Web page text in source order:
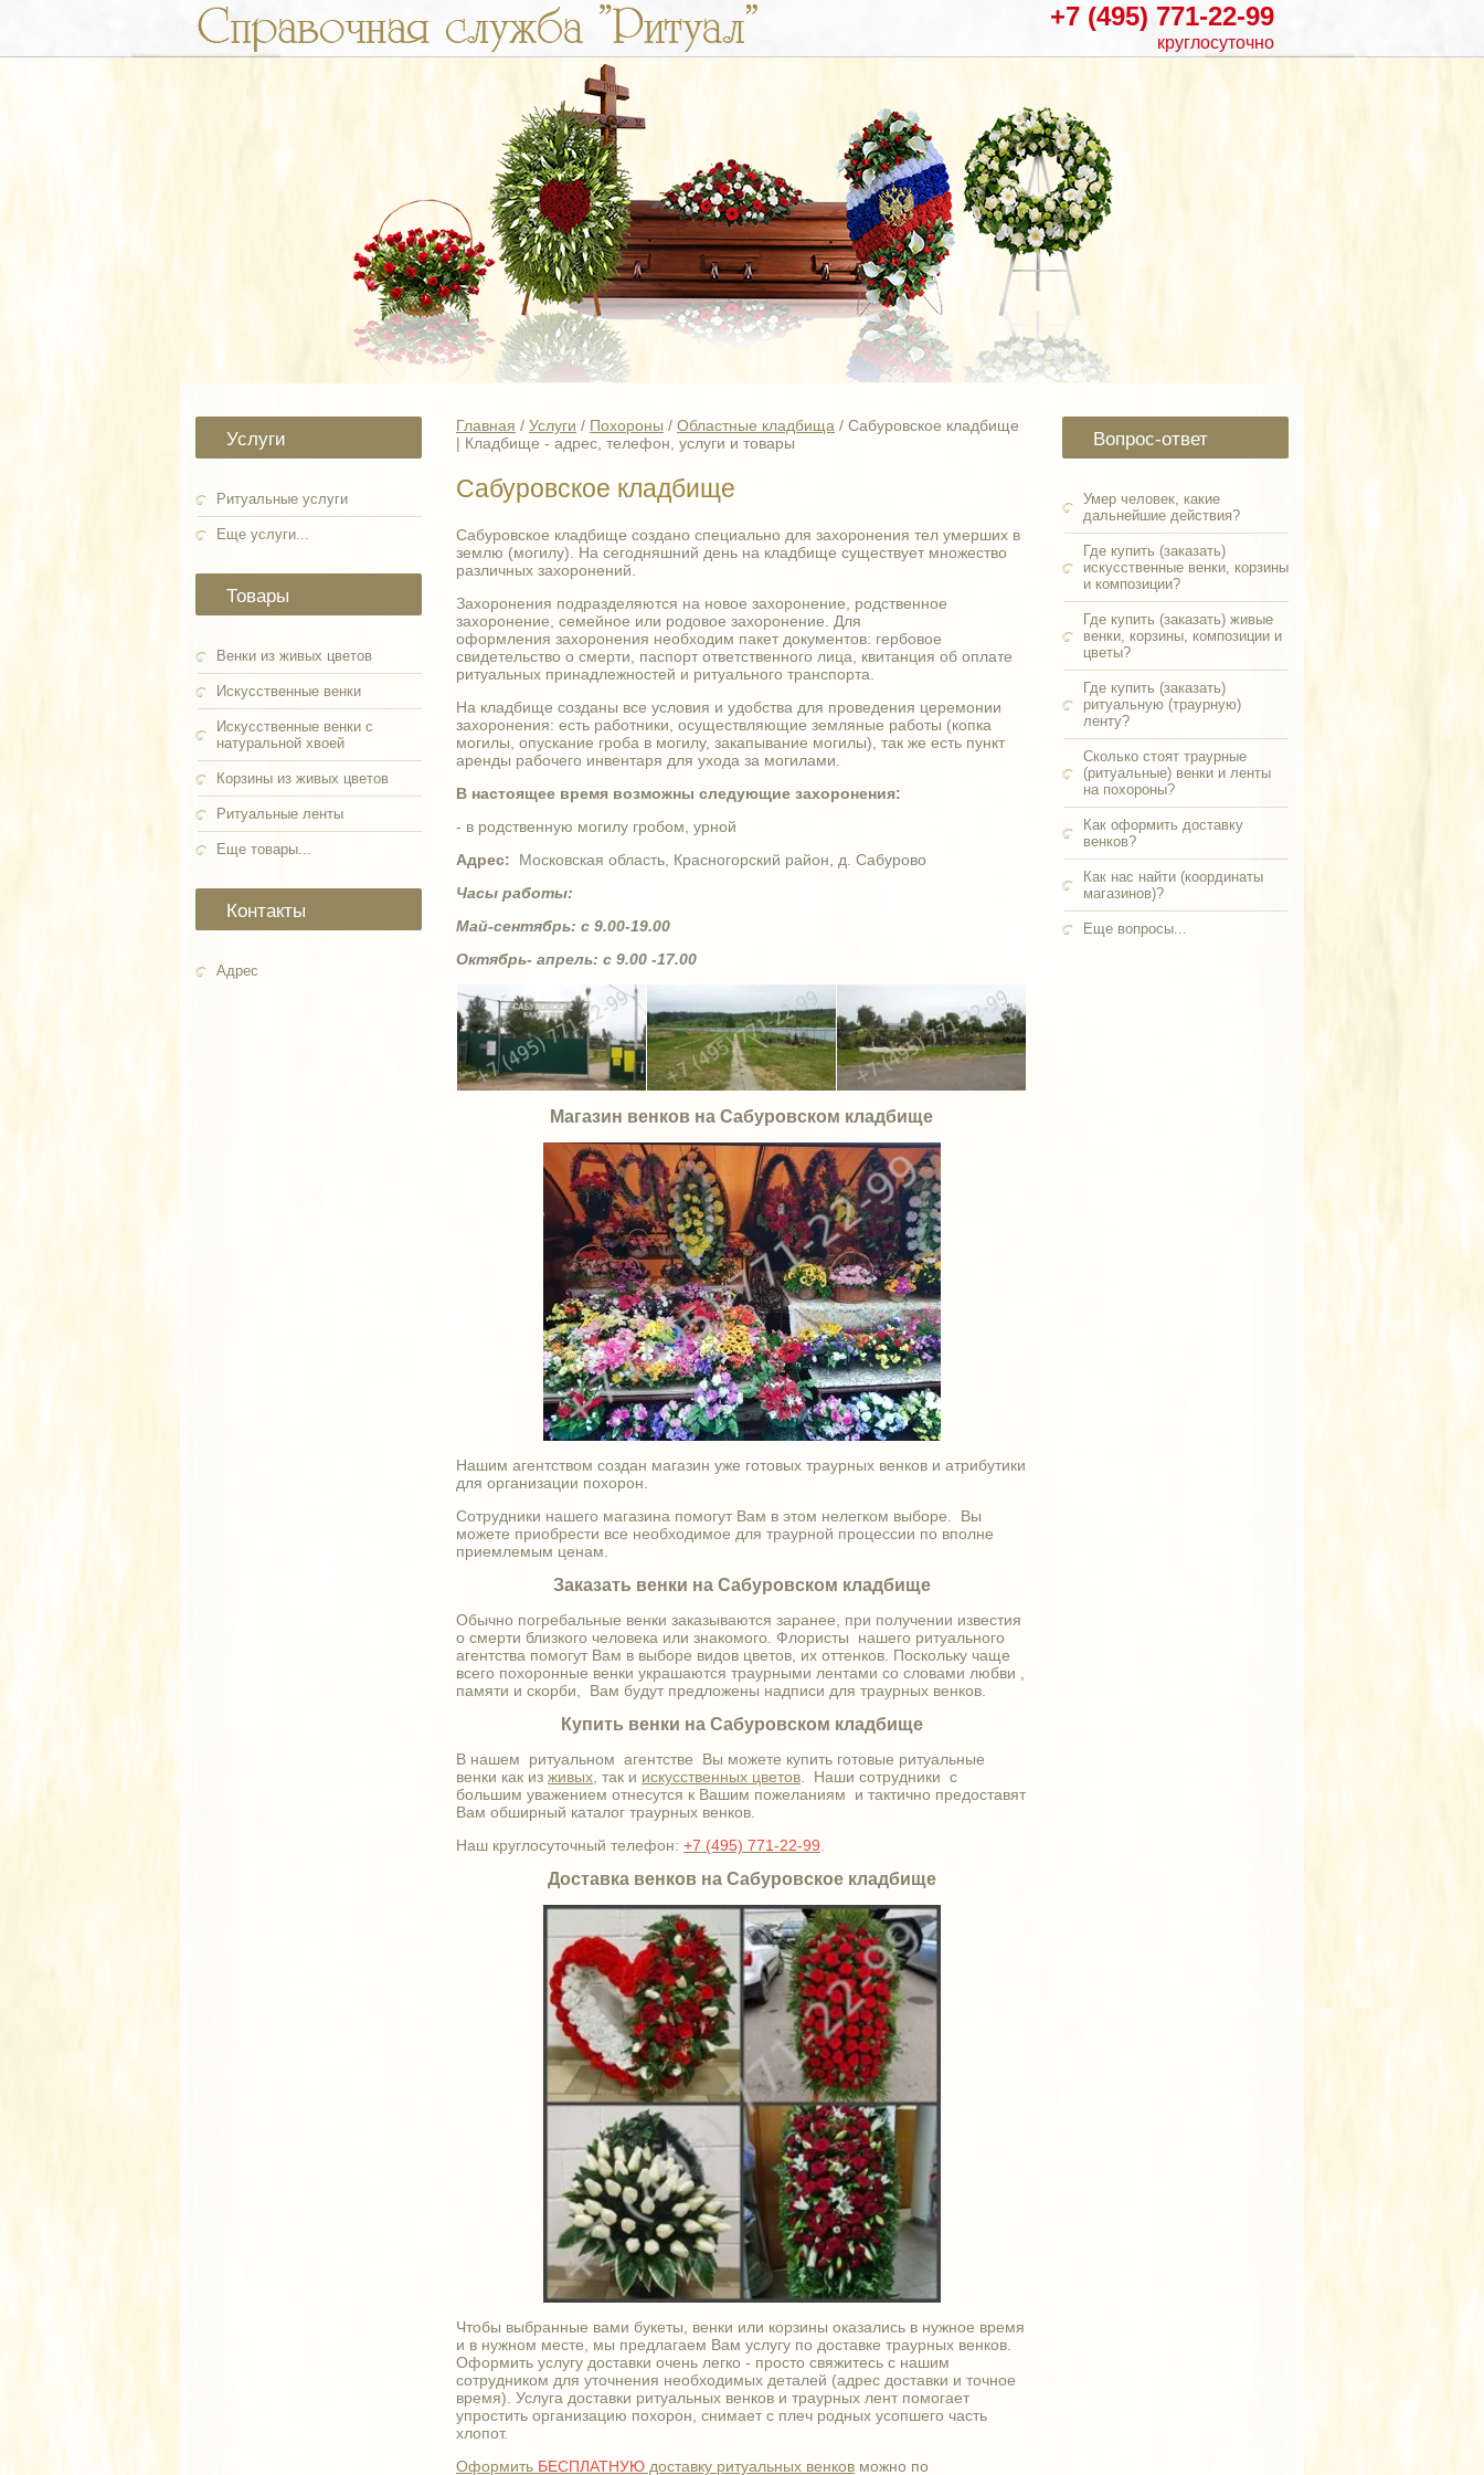
+7 (495) 771-22-99
круглосуточно
Услуги
Ритуальные услуги
Еще услуги...
Товары
Венки из живых цветов
Искусственные венки
Искусственные венки с
натуральной хвоей
Корзины из живых цветов
Ритуальные ленты
Еще товары...
Контакты
Адрес
Вопрос-ответ
Умер человек, какие
дальнейшие действия?
Где купить (заказать)
искусственные венки, корзины
и композиции?
Где купить (заказать) живые
венки, корзины, композиции и
цветы?
Где купить (заказать)
ритуальную (траурную)
ленту?
Сколько стоят траурные
(ритуальные) венки и ленты
на похороны?
Как оформить доставку
венков?
Как нас найти (координаты
магазинов)?
Еще вопросы...
Главная / Услуги / Похороны / Областные кладбища / Сабуровское кладбище
| Кладбище - адрес, телефон, услуги и товары
Сабуровское кладбище
Сабуровское кладбище создано специально для захоронения тел умерших в
землю (могилу). На сегодняшний день на кладбище существует множество
различных захоронений.
Захоронения подразделяются на новое захоронение, родственное
захоронение, семейное или родовое захоронение. Для
оформления захоронения необходим пакет документов: гербовое
свидетельство о смерти, паспорт ответственного лица, квитанция об оплате
ритуальных принадлежностей и ритуального транспорта.
На кладбище созданы все условия и удобства для проведения церемонии
захоронения: есть работники, осуществляющие земляные работы (копка
могилы, опускание гроба в могилу, закапывание могилы), так же есть пункт
аренды рабочего инвентаря для ухода за могилами.
В настоящее время возможны следующие захоронения:
- в родственную могилу гробом, урной
Адрес:
Московская область, Красногорский район, д. Сабурово
Часы работы:
Май-сентябрь: с 9.00-19.00
Октябрь- апрель: с 9.00 -17.00
Магазин венков на Сабуровском кладбище
Нашим агентством создан магазин уже готовых траурных венков и атрибутики
для организации похорон.
Сотрудники нашего магазина помогут Вам в этом нелегком выборе. Вы
можете приобрести все необходимое для траурной процессии по вполне
приемлемым ценам.
Заказать венки на Сабуровском кладбище
Обычно погребальные венки заказываются заранее, при получении известия
о смерти близкого человека или знакомого. Флористы нашего ритуального
агентства помогут Вам в выборе видов цветов, их оттенков. Поскольку чаще
всего похоронные венки украшаются траурными лентами со словами любви ,
памяти и скорби, Вам будут предложены надписи для траурных венков.
Купить венки на Сабуровском кладбище
В нашем ритуальном агентстве Вы можете купить готовые ритуальные
венки как из живых , так и искусственных цветов . Наши сотрудники с
большим уважением отнесутся к Вашим пожеланиям и тактично предоставят
Вам обширный каталог траурных венков.
Наш круглосуточный телефон: +7 (495) 771-22-99
Доставка венков на Сабуровское кладбище
Чтобы выбранные вами букеты, венки или корзины оказались в нужное время
и в нужном месте, мы предлагаем Вам услугу по доставке траурных венков.
Оформить услугу доставки очень легко - просто свяжитесь с нашим
сотрудником для уточнения необходимых деталей (адрес доставки и точное
время). Услуга доставки ритуальных венков и траурных лент помогает
упростить организацию похорон, снимает с плеч родных усопшего часть
хлопот.
Оформить БЕСПЛАТНУЮ доставку ритуальных венков можно по